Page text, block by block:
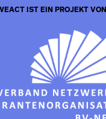
IST EIN PROJEKT VON